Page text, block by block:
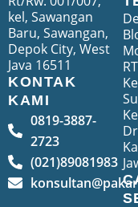
kel, Sawangan
Baru, Sawangan,
Depok City, West
Java 16511
KONTAK
KAMI
0819-3887-
2723
(021)89081983